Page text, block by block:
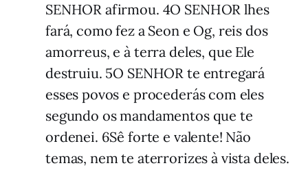
SENHOR afirmou. 4O SENHOR lhes
fará, como fez a Seon e Og, reis dos
amorreus, e à terra deles, que Ele
destruiu. 5O SENHOR te entregará
esses povos e procederás com eles
segundo os mandamentos que te
ordenei. 6Sê forte e valente! Não
temas, nem te aterrorizes à vista deles.